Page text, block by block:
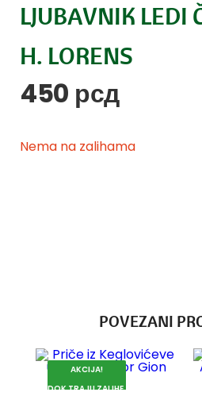
LJUBAVNIK LEDI
H. LORENS
450 рсд
Nema na zalihama
POVEZANI
AKCIJA!
DOK TRAJU ZALIHE.